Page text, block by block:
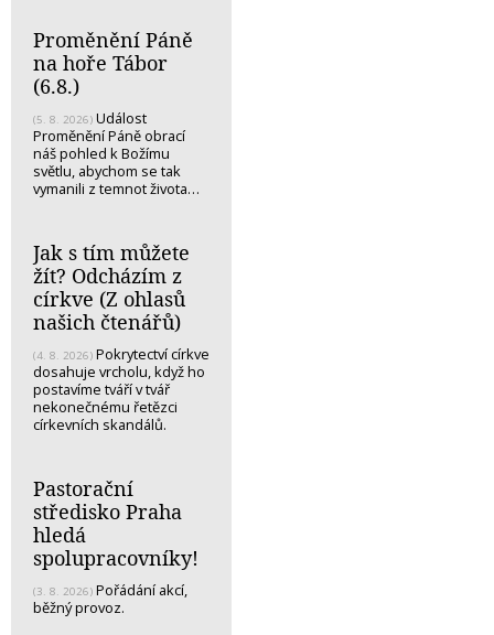
Proměnění Páně
na hoře Tábor
(6.8.)
(5. 8. 2026) Událost
Proměnění Páně obrací
náš pohled k Božímu
světlu, abychom se tak
vymanili z temnot života…
Jak s tím můžete
žít? Odcházím z
církve (Z ohlasů
našich čtenářů)
(4. 8. 2026) Pokrytectví církve
dosahuje vrcholu, když ho
postavíme tváří v tvář
nekonečnému řetězci
církevních skandálů.
Pastorační
středisko Praha
hledá
spolupracovníky!
(3. 8. 2026) Pořádání akcí,
běžný provoz.